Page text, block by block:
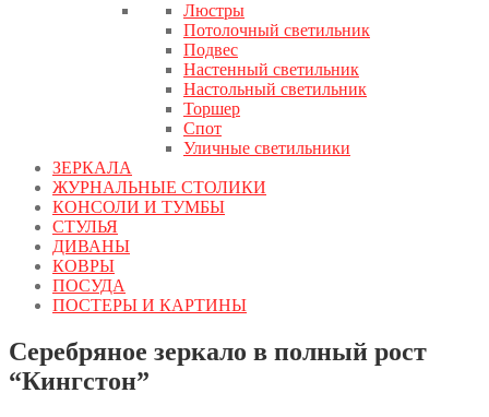
Люстры
Потолочный светильник
Подвес
Настенный светильник
Настольный светильник
Торшер
Спот
Уличные светильники
ЗЕРКАЛА
ЖУРНАЛЬНЫЕ СТОЛИКИ
КОНСОЛИ И ТУМБЫ
СТУЛЬЯ
ДИВАНЫ
КОВРЫ
ПОСУДА
ПОСТЕРЫ И КАРТИНЫ
Серебряное зеркало в полный рост
“Кингстон”